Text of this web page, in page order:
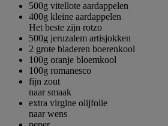
500g vitellote aardappelen
400g kleine aardappelen
Het beste zijn rotzo
500g jeruzalem artisjokken
2 grote bladeren boerenkool
100g oranje bloemkool
100g romanesco
fijn zout
naar smaak
extra virgine olijfolie
naar wens